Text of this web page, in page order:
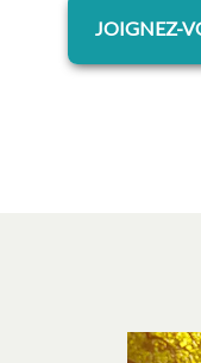
JOIGNEZ-